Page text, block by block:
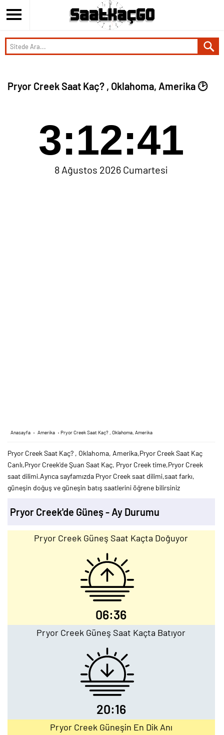
Pryor Creek Saat Kaç? , Oklahoma, Amerika 🕑
3:12:41
8 Ağustos 2026 Cumartesi
Anasayfa › Amerika › Pryor Creek Saat Kaç? , Oklahoma, Amerika
Pryor Creek Saat Kaç? , Oklahoma, Amerika,Pryor Creek Saat Kaç
Canlı,Pryor Creek'de Şuan Saat Kaç, Pryor Creek time,Pryor Creek
saat dilimi.Ayrıca sayfamızda Pryor Creek saat dilimi,saat farkı,
güneşin doğuş ve güneşin batış saatlerini öğrene bilirsiniz
Pryor Creek'de Güneş - Ay Durumu
Pryor Creek Güneş Saat Kaçta Doğuyor
06:36
Pryor Creek Güneş Saat Kaçta Batıyor
20:16
Pryor Creek Güneşin En Dik Anı